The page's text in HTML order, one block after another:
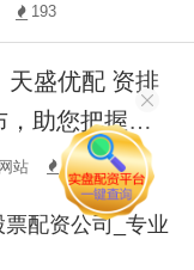
193
助您把握机
站 139
配资公司_专业